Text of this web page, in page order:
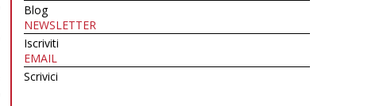
Blog
NEWSLETTER
Iscriviti
EMAIL
Scrivici